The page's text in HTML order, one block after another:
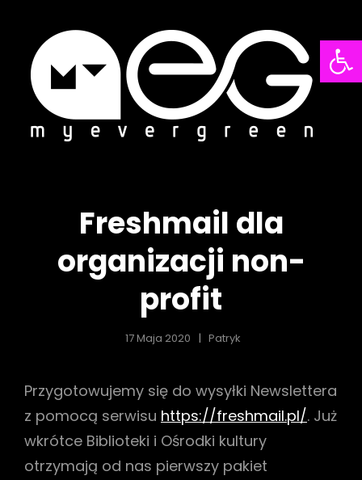
Freshmail dla
organizacji non-
profit
17 Maja 2020 Patryk
Przygotowujemy się do wysyłki Newslettera
z pomocą serwisu https://freshmail.pl/. Już
wkrótce Biblioteki i Ośrodki kultury
otrzymają od nas pierwszy pakiet